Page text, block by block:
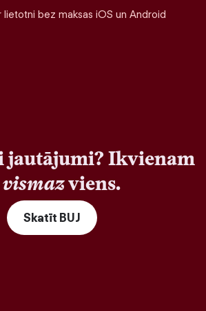
bez maksas iOS un Android
jautājumi? Ikvienam
viens.
Skatīt BUJ